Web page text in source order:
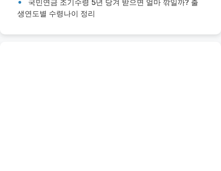
국민연금 조기수령 5년 당겨 받으면 얼마 깎일까? 출
생연도별 수령나이 정리